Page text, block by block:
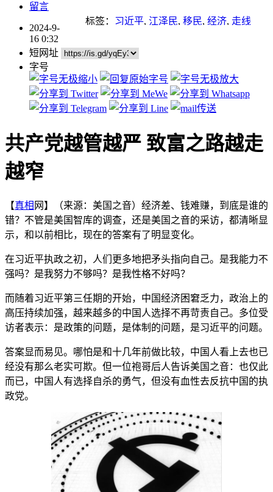
留言
标签： 习近平, 江泽民, 移民, 经济, 走线
2024-9-
16 0:32
短网址
字号
共产党越管越严 致富之路越走
越窄
【真相 网】（来源：美国之音）经济差、钱难赚，到底是谁的
错？不管是美国智库的调查，还是美国之音的采访，都清晰显
示，和以前相比，现在的答案有了明显变化。
在习近平执政之初，人们更多地把矛头指向自己。是我能力不
强吗？是我努力不够吗？是我性格不好吗？
而随着习近平第三任期的开始，中国经济困窘乏力，政治上的
高压持续加强，越来越多的中国人选择不再苛责自己。多位受
访者表示：是政策的问题，是体制的问题，是习近平的问题。
答案显而易见。哪怕是和十几年前做比较，中国人看上去也已
经没有那么老实可欺。但一位袍哥后人告诉美国之音：也仅此
而已，中国人有选择自杀的勇气，但没有血性去反抗中国的执
政党。